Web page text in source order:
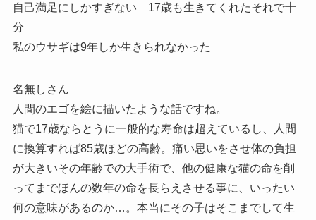
自己満足にしかすぎない 17歳も生きてくれたそれで十
分
私のウサギは9年しか生きられなかった
名無しさん
人間のエゴを絵に描いたような話ですね。
猫で17歳ならとうに一般的な寿命は超えているし、人間
に換算すれば85歳ほどの高齢。痛い思いをさせ体の負担
が大きいその年齢での大手術で、他の健康な猫の命を削
ってまでほんの数年の命を長らえさせる事に、いったい
何の意味があるのか…。本当にその子はそこまでして生